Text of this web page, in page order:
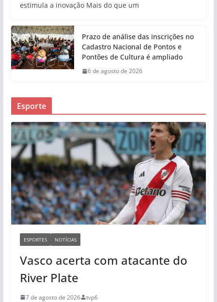
estimula a inovação Mais do que um
Prazo de análise das inscrições no
Cadastro Nacional de Pontos e
Pontões de Cultura é ampliado
6 de agosto de 2026
Esporte
ESPORTES NOTÍCIAS
Vasco acerta com atacante do
River Plate
7 de agosto de 2026 tvp6